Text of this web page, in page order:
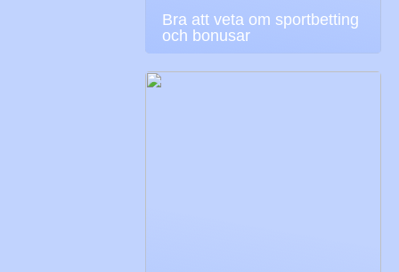
Bra att veta om sportbetting
och bonusar